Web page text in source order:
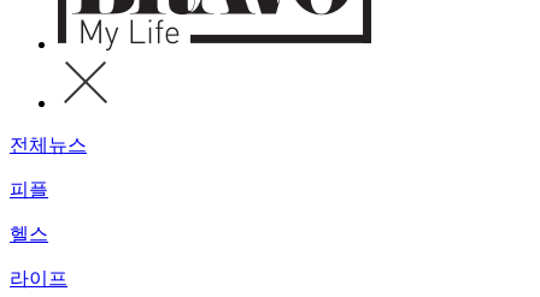
전체뉴스
피플
헬스
라이프